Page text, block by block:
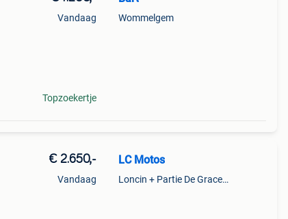
Vandaag
Topzoekertje
Wommelgem
€ 2.650,-
Vandaag
LC Motos
Loncin + Partie De Grace-Hollogne